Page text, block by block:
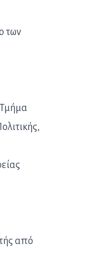
των
από